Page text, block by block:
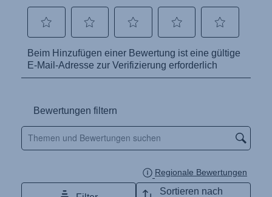
Käyttöohjeet (Suomi)
Οδηγίες χρήσης (Ελληνική γλώσσα)
Használati útmutató (Magyar nyelv)
Lietošanas instrukcija (Latviešu valoda)
Instrucţiuni de utilizare (Limba română)
Navodila za uporabo (Slovenščina)